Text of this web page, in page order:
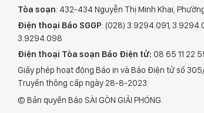
Tòa soạn: 432-434 Nguyễn Thị Minh Khai,
Điện thoại Báo SGGP: (028) 3.9294.091,
3.9294.098
Điện thoại Tòa soạn Báo Điện tử: 08 65 11 22
Giấy phép hoạt động Báo in và Báo Điện tử số
Truyền thông cấp ngày 28-8-2023.
© Bản quyền Báo SÀI GÒN GIẢI PHÓNG.